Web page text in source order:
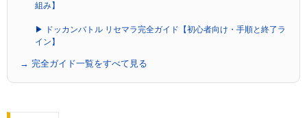
組み】
▶ ドッカンバトル リセマラ完全ガイド【初心者向け・手順と終了ラ
イン】
→ 完全ガイド一覧をすべて見る